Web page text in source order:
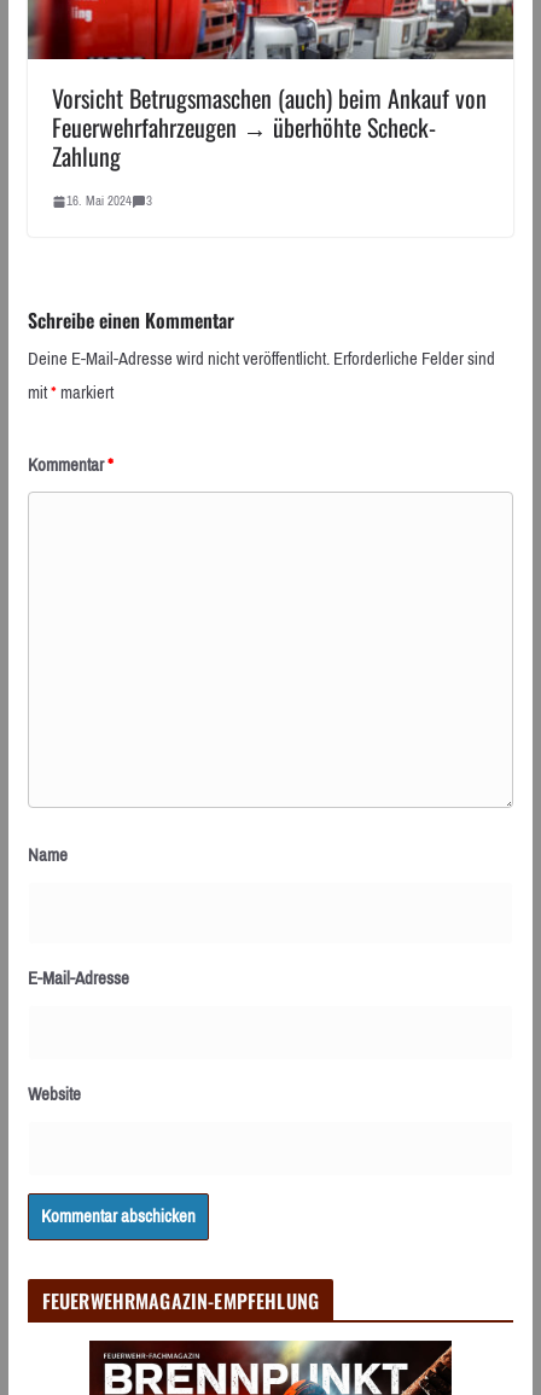
Vorsicht Betrugsmaschen (auch) beim Ankauf von
Feuerwehrfahrzeugen → überhöhte Scheck-
Zahlung
16. Mai 2024 3
Schreibe einen Kommentar
Deine E-Mail-Adresse wird nicht veröffentlicht.Erforderliche Felder sind
mit*markiert
Kommentar*
Name
E-Mail-Adresse
Website
FEUERWEHRMAGAZIN-EMPFEHLUNG